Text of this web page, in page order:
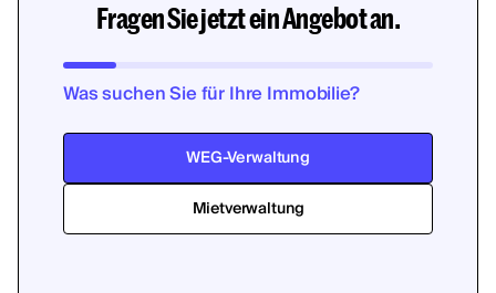
Fragen Sie jetzt ein Angebot an.
Was suchen Sie für Ihre Immobilie?
WEG-Verwaltung
Mietverwaltung